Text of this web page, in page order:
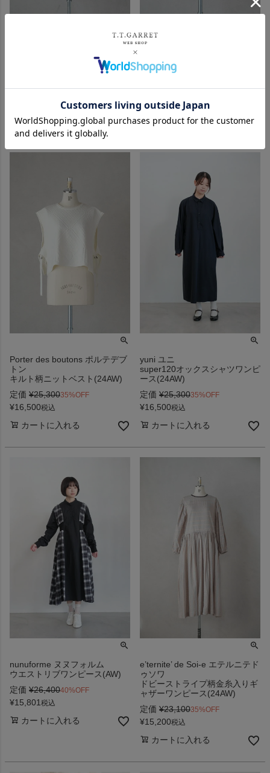
Dulcamara ドゥルカマラ
ヨークスリーブシャツ(24AW)
カートに入れる
ライトシャツカーディガン-
C(24AW)
定価 ¥26,40035%OFF
¥ 17,200税込
カートに入れる
Porter des boutons ポルテデブ
トン
キルト柄ニットベスト(24AW)
定価 ¥25,30035%OFF
¥16,500税込
カートに入れる
yuni ユニ
super120オックスシャツワンピ
ース(24AW)
定価 ¥25,30035%OFF
¥16,500税込
カートに入れる
nunuforme ヌヌフォルム
ウエストリブワンピース(AW)
定価 ¥26,40040%OFF
¥15,801税込
カートに入れる
e’ternite’ de Soi-e エテルニテド
ゥソワ
ドビーストライプ柄金糸入りギ
ャザーワンピース(24AW)
定価 ¥23,10035%OFF
¥15,200税込
カートに入れる